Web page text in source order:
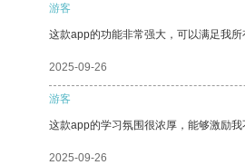
游客
这款app的功能非常强大，可以满足我
2025-09-26
游客
这款app的学习氛围很浓厚，能够激励我
2025-09-26